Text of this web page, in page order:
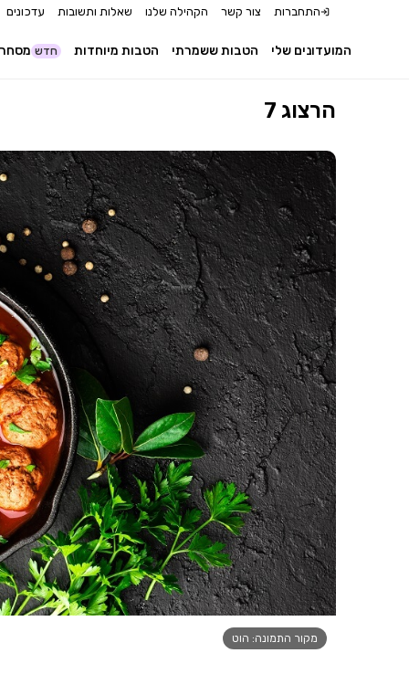
התחברות צור קשר הקהילה שלנו שאלות ותשובות עדכונים
חדש הטבות מיוחדות הטבות ששמרתי המועדונים שלי
הרצוג 7
מקור התמונה: הוט